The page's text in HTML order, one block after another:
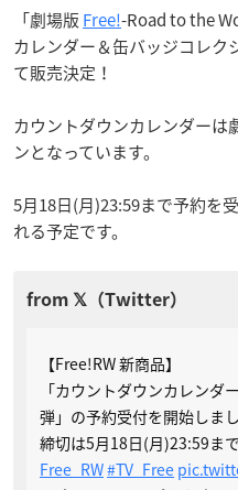
「劇場版 Free!-Road to the
カレンダー＆缶バッジコレク
て販売決定！
カウントダウンカレンダーは
ンとなっています。
5月18日(月)23:59まで予約を
れる予定です。
【Free!RW 新商品】
「カウントダウンカレンダ
弾」の予約受付を開始しま
締切は5月18日(月)23:59まで
Free_RW#TV_Free